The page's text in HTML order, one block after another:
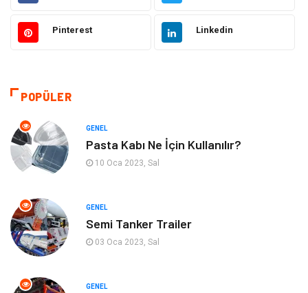
Hukuk Elektrik Elektronik
Makine
Kültür
Güzellik & Bakım
Finans & Ekonomi
Bilgisayar & Yazılım Mobilya
Pinterest Linkedin
POPÜLER
GENEL
Pasta Kabı Ne İçin Kullanılır?
10 Oca 2023, Sal
GENEL
Semi Tanker Trailer
03 Oca 2023, Sal
GENEL